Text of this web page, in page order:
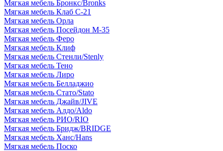
Мягкая мебель Бронкс/Bronks
Мягкая мебель Клаб С-21
Мягкая мебель Орла
Мягкая мебель Посейдон М-35
Мягкая мебель Феро
Мягкая мебель Клиф
Мягкая мебель Стенли/Stenly
Мягкая мебель Тено
Мягкая мебель Лиро
Мягкая мебель Белладжио
Мягкая мебель Стато/Stato
Мягкая мебель Джайв/JIVE
Мягкая мебель Алдо/Aldo
Мягкая мебель РИО/RIO
Мягкая мебель Бридж/BRIDGE
Мягкая мебель Ханс/Hans
Мягкая мебель Поско